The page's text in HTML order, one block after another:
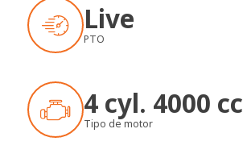
Live
PTO
4 cyl. 4000 cc
Tipo de motor